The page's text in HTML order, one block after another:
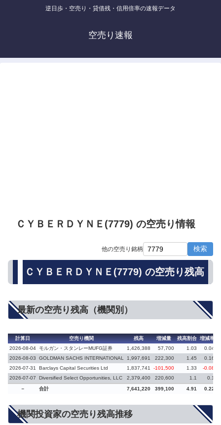
逆日歩・空売り・貸借残・信用倍率の速報データ
空売り速報
ＣＹＢＥＲＤＹＮＥ(7779) の空売り情報
他の空売り銘柄 検索
ＣＹＢＥＲＤＹＮＥ(7779) の空売り残高
最新の空売り残高（機関別）
計算日 空売り機関 残高 増減量 残高割合 増減率
2026-08-04 モルガン・スタンレーMUFG証券 1,426,388 57,700 1.03
0.04
2026-08-03
GOLDMAN SACHS INTERNATIONAL 1,997,691 222,300 1.45
0.16
2026-07-31
Barclays Capital Securities Ltd 1,837,741 -101,500 1.33
-0.08
2026-07-07
Diversified Select Opportunities, LLC 2,379,400 220,600 1.1
0.1
－
合計 7,641,220 399,100 4.91 0.22
機関投資家の空売り残高推移